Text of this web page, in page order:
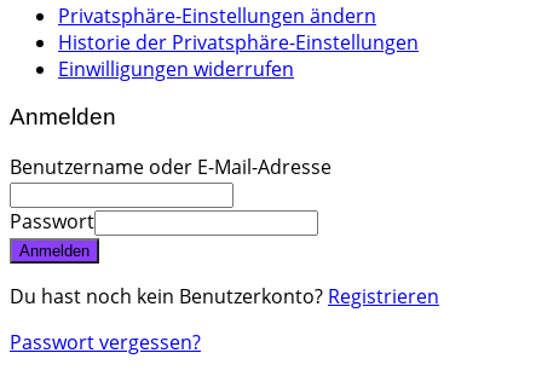
Privatsphäre-Einstellungen ändern
Historie der Privatsphäre-Einstellungen
Einwilligungen widerrufen
Anmelden
Benutzername oder E-Mail-Adresse
Passwort
Anmelden
Du hast noch kein Benutzerkonto? Registrieren
Passwort vergessen?